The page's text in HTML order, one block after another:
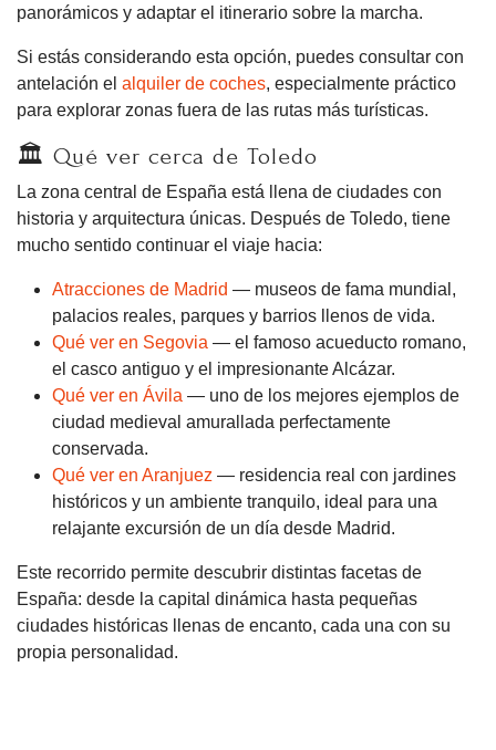
panorámicos y adaptar el itinerario sobre la marcha.
Si estás considerando esta opción, puedes consultar con
antelación el alquiler de coches, especialmente práctico
para explorar zonas fuera de las rutas más turísticas.
🏛 Qué ver cerca de Toledo
La zona central de España está llena de ciudades con
historia y arquitectura únicas. Después de Toledo, tiene
mucho sentido continuar el viaje hacia:
Atracciones de Madrid — museos de fama mundial,
palacios reales, parques y barrios llenos de vida.
Qué ver en Segovia — el famoso acueducto romano,
el casco antiguo y el impresionante Alcázar.
Qué ver en Ávila — uno de los mejores ejemplos de
ciudad medieval amurallada perfectamente
conservada.
Qué ver en Aranjuez — residencia real con jardines
históricos y un ambiente tranquilo, ideal para una
relajante excursión de un día desde Madrid.
Este recorrido permite descubrir distintas facetas de
España: desde la capital dinámica hasta pequeñas
ciudades históricas llenas de encanto, cada una con su
propia personalidad.